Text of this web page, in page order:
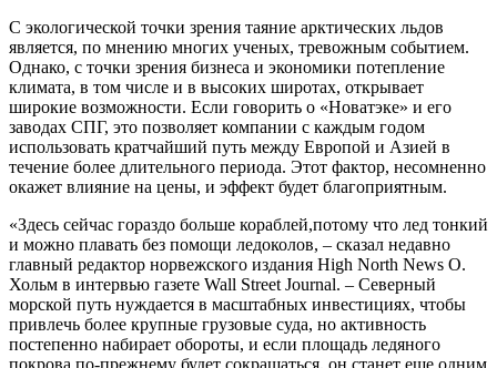
С экологической точки зрения таяние арктических льдов
является, по мнению многих ученых, тревожным событием.
Однако, с точки зрения бизнеса и экономики потепление
климата, в том числе и в высоких широтах, открывает
широкие возможности. Если говорить о «Новатэке» и его
заводах СПГ, это позволяет компании с каждым годом
использовать кратчайший путь между Европой и Азией в
течение более длительного периода. Этот фактор, несомненно
окажет влияние на цены, и эффект будет благоприятным.
«Здесь сейчас гораздо больше кораблей,потому что лед тонкий
и можно плавать без помощи ледоколов, – сказал недавно
главный редактор норвежского издания High North News О.
Хольм в интервью газете Wall Street Journal. – Северный
морской путь нуждается в масштабных инвестициях, чтобы
привлечь более крупные грузовые суда, но активность
постепенно набирает обороты, и если площадь ледяного
покрова по-прежнему будет сокращаться, он станет еще одним